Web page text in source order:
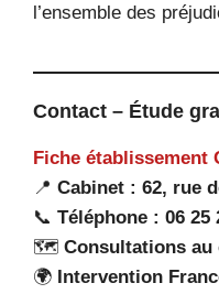
l’ensemble des
Contact – Étude
Fiche établissement
📍 Cabinet : 62, rue
📞 Téléphone : 06 25
🗺️ Consultations au
🌍 Intervention